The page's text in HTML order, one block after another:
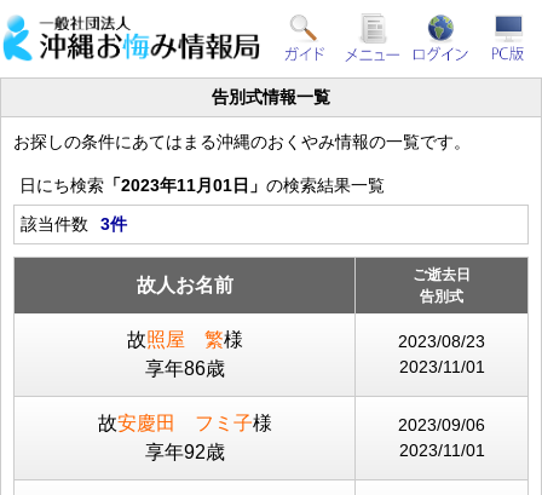
告別式情報一覧
お探しの条件にあてはまる沖縄のおくやみ情報の一覧です。
日にち検索 「2023年11月01日」 の検索結果一覧
該当件数
3件
故人お名前
ご逝去日
告別式
故照屋 繁様
享年86歳
2023/08/23
2023/11/01
故安慶田 フミ子様
享年92歳
2023/09/06
2023/11/01